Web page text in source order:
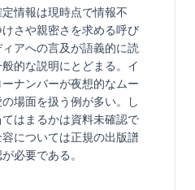
情報は現時点で情報不
さや親密さを求める呼び
アへの言及が語義的に読
的な説明にとどまる。イ
ナンバーが夜想的なムー
場面を扱う例が多い。し
はまるかは資料未確認で
については正規の出版譜
必要である。